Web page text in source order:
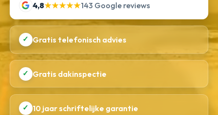
4,8★★★★★143 Google reviews
✓ Gratis telefonisch advies
✓ Gratis dakinspectie
✓ 10 jaar schriftelijke garantie